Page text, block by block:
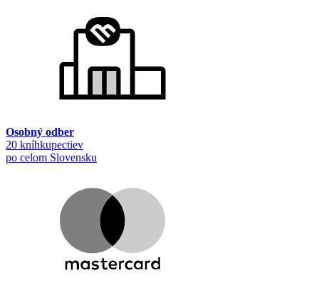
Osobný odber
20 kníhkupectiev
po celom Slovensku